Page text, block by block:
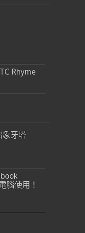
Rhyme
象牙塔
腦使用！